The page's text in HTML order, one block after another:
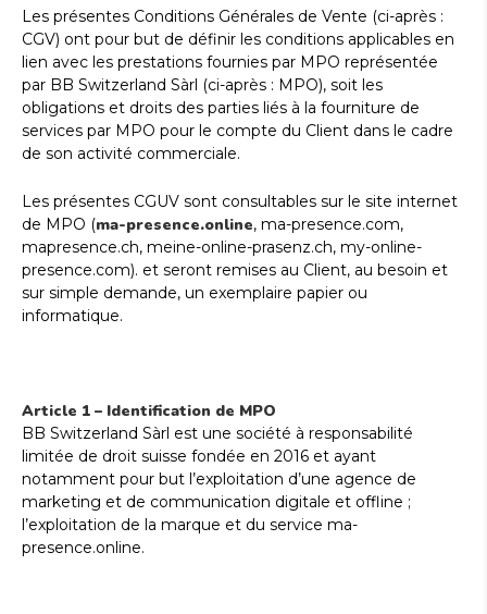
Les présentes Conditions Générales de Vente (ci-après :
CGV) ont pour but de définir les conditions applicables en
lien avec les prestations fournies par MPO représentée
par BB Switzerland Sàrl (ci-après : MPO), soit les
obligations et droits des parties liés à la fourniture de
services par MPO pour le compte du Client dans le cadre
de son activité commerciale.
Les présentes CGUV sont consultables sur le site internet
de MPO (ma-presence.online, ma-presence.com,
mapresence.ch, meine-online-prasenz.ch, my-online-
presence.com). et seront remises au Client, au besoin et
sur simple demande, un exemplaire papier ou
informatique.
Article 1 – Identification de MPO
BB Switzerland Sàrl est une société à responsabilité
limitée de droit suisse fondée en 2016 et ayant
notamment pour but l’exploitation d’une agence de
marketing et de communication digitale et offline ;
l’exploitation de la marque et du service ma-
presence.online.